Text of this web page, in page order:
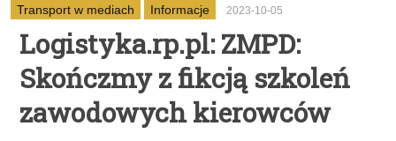
Transport w mediach Informacje 2023-10-05
Logistyka.rp.pl: ZMPD:
Skończmy z fikcją szkoleń
zawodowych kierowców